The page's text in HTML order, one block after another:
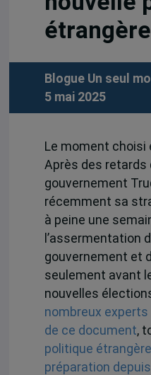
Blogue Un seul
5 mai 2025
Le moment choisi
Après des retards
gouvernement
récemment sa
à peine une
l’assermentation
gouvernement et
seulement avant
nouvelles
nombreux experts
de ce document,
politique
préparation